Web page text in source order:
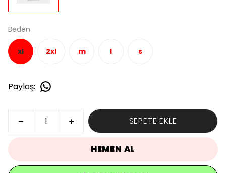
Beden
xl 2xl m l s
Paylaş:
SEPETE EKLE
HEMEN AL